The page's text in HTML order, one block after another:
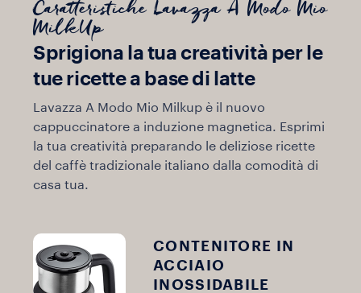
Caratteristiche Lavazza A Modo Mio
MilkUp
Sprigiona la tua creatività per le
tue ricette a base di latte
Lavazza A Modo Mio Milkup è il nuovo
cappuccinatore a induzione magnetica. Esprimi
la tua creatività preparando le deliziose ricette
del caffè tradizionale italiano dalla comodità di
casa tua.
CONTENITORE IN
ACCIAIO
INOSSIDABILE